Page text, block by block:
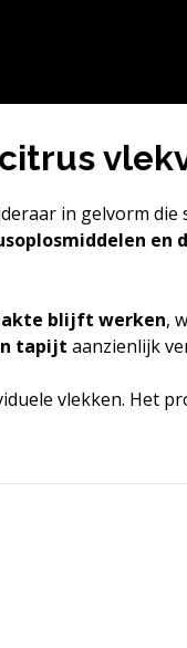
in gelvorm
en
blijft werken,
tapijt aanzienlijk
vlekken. Het